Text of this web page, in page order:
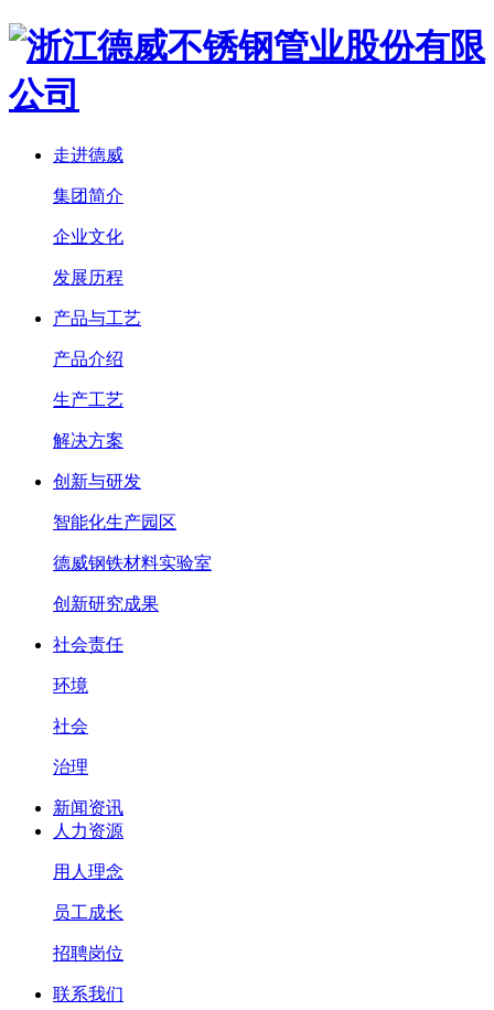
走进德威
集团简介
企业文化
发展历程
产品与工艺
产品介绍
生产工艺
解决方案
创新与研发
智能化生产园区
德威钢铁材料实验室
创新研究成果
社会责任
环境
社会
治理
新闻资讯
人力资源
用人理念
员工成长
招聘岗位
联系我们